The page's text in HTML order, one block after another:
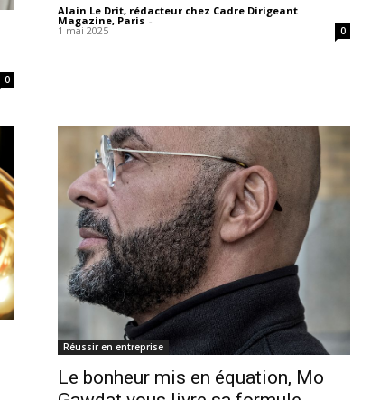
0
Alain Le Drit, rédacteur chez Cadre Dirigeant
Magazine, Paris -
1 mai 2025 0
Réussir en entreprise
Le bonheur mis en équation, Mo